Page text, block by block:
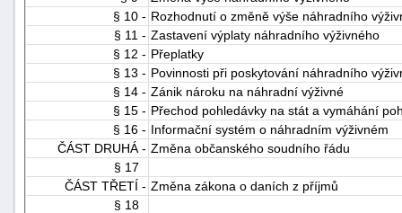
§ 10 - Rozhodnutí o změně výše náhradního
§ 11 - Zastavení výplaty náhradního výživného
§ 12 - Přeplatky
§ 13 - Povinnosti při poskytování náhradního
§ 14 - Zánik nároku na náhradní výživné
§ 15 - Přechod pohledávky na stát a vymáhání
§ 16 - Informační systém o náhradním výživném
ČÁST DRUHÁ - Změna občanského soudního řádu
§ 17
ČÁST TŘETÍ - Změna zákona o daních z příjmů
§ 18
"náhradě
škod"